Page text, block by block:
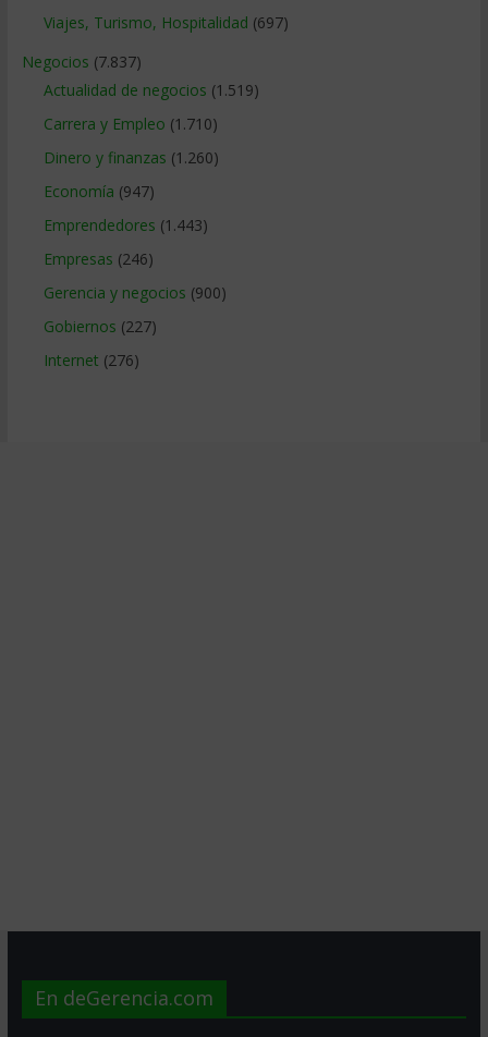
Viajes, Turismo, Hospitalidad (697)
Negocios (7.837)
Actualidad de negocios (1.519)
Carrera y Empleo (1.710)
Dinero y finanzas (1.260)
Economía (947)
Emprendedores (1.443)
Empresas (246)
Gerencia y negocios (900)
Gobiernos (227)
Internet (276)
En deGerencia.com